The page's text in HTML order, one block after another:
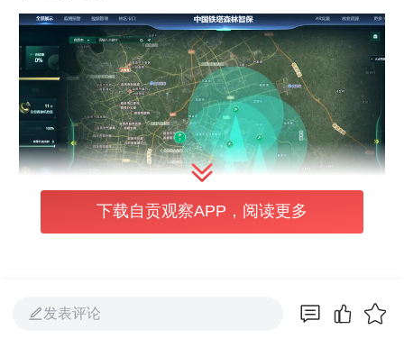
企业安全，高新区创新防控模式，以“无人机
下载自贡观察APP，阅读更多
发表评论